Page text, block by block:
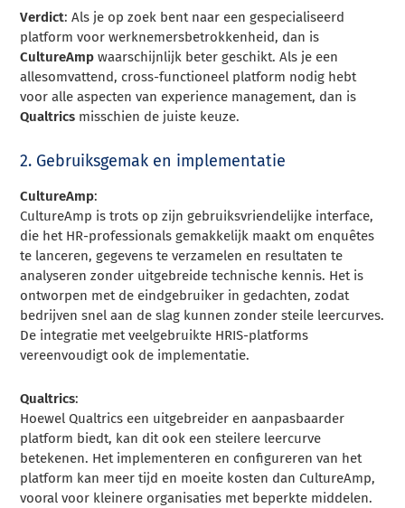
Verdict: Als je op zoek bent naar een gespecialiseerd
platform voor werknemersbetrokkenheid, dan is
CultureAmp waarschijnlijk beter geschikt. Als je een
allesomvattend, cross-functioneel platform nodig hebt
voor alle aspecten van experience management, dan is
Qualtrics misschien de juiste keuze.
2. Gebruiksgemak en implementatie
CultureAmp:
CultureAmp is trots op zijn gebruiksvriendelijke interface,
die het HR-professionals gemakkelijk maakt om enquêtes
te lanceren, gegevens te verzamelen en resultaten te
analyseren zonder uitgebreide technische kennis. Het is
ontworpen met de eindgebruiker in gedachten, zodat
bedrijven snel aan de slag kunnen zonder steile leercurves.
De integratie met veelgebruikte HRIS-platforms
vereenvoudigt ook de implementatie.
Qualtrics:
Hoewel Qualtrics een uitgebreider en aanpasbaarder
platform biedt, kan dit ook een steilere leercurve
betekenen. Het implementeren en configureren van het
platform kan meer tijd en moeite kosten dan CultureAmp,
vooral voor kleinere organisaties met beperkte middelen.